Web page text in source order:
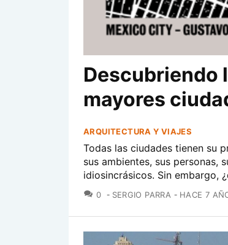
Descubriendo
mayores
ARQUITECTURA Y VIAJES
Todas las ciudades tienen su
sus ambientes, sus personas,
idiosincrásicos. Sin embargo,
0 COMENTARIOS
SERGIO PARRA HACE 7